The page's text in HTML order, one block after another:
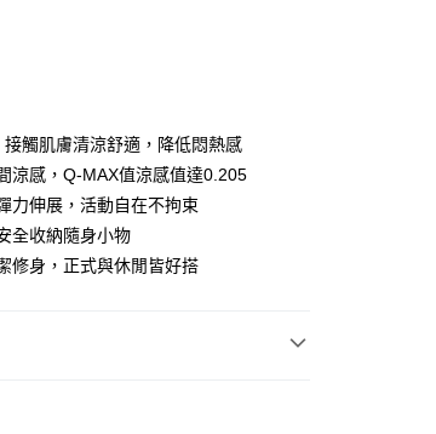
以上)免運費
觸肌膚清涼舒適，降低悶熱感
涼感，Q-MAX值涼感值達0.205
力伸展，活動自在不拘束
全收納隨身小物
修身，正式與休閒皆好搭